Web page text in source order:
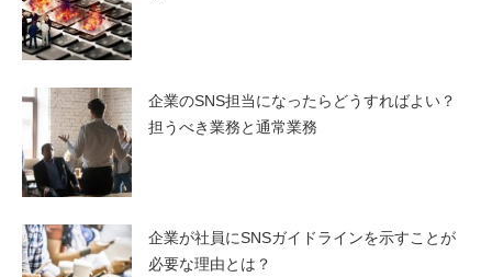
企業のSNS担当になったらどうすればよい？
担うべき業務と通常業務
企業が社員にSNSガイドラインを示すことが
必要な理由とは？